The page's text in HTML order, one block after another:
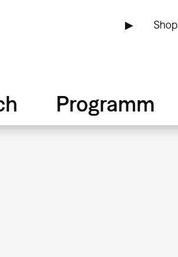
▶ Shop
Programm